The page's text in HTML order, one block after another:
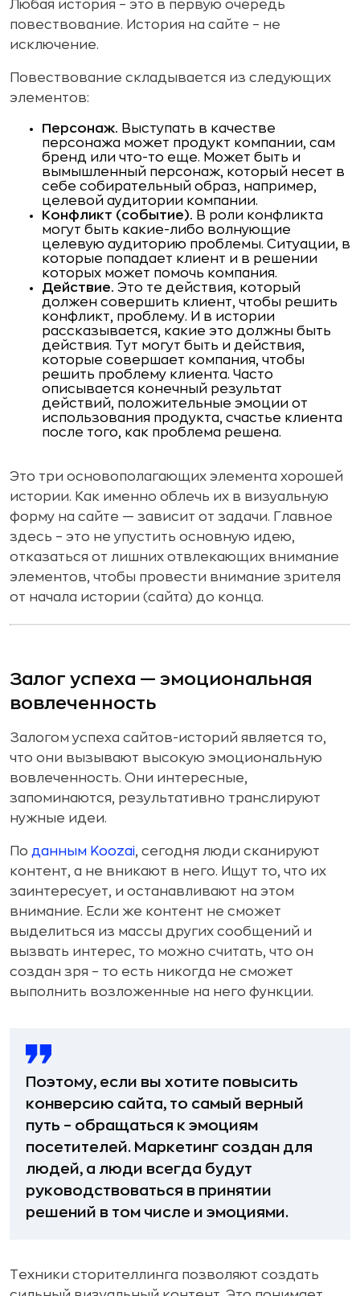
Любая история – это в первую очередь
повествование. История на сайте – не
исключение.
Повествование складывается из следующих
элементов:
Персонаж. Выступать в качестве
персонажа может продукт компании, сам
бренд или что-то еще. Может быть и
вымышленный персонаж, который несет в
себе собирательный образ, например,
целевой аудитории компании.
Конфликт (событие). В роли конфликта
могут быть какие-либо волнующие
целевую аудиторию проблемы. Ситуации, в
которые попадает клиент и в решении
которых может помочь компания.
Действие. Это те действия, который
должен совершить клиент, чтобы решить
конфликт, проблему. И в истории
рассказывается, какие это должны быть
действия. Тут могут быть и действия,
которые совершает компания, чтобы
решить проблему клиента. Часто
описывается конечный результат
действий, положительные эмоции от
использования продукта, счастье клиента
после того, как проблема решена.
Это три основополагающих элемента хорошей
истории. Как именно облечь их в визуальную
форму на сайте — зависит от задачи. Главное
здесь – это не упустить основную идею,
отказаться от лишних отвлекающих внимание
элементов, чтобы провести внимание зрителя
от начала истории (сайта) до конца.
Залог успеха — эмоциональная
вовлеченность
Залогом успеха сайтов-историй является то,
что они вызывают высокую эмоциональную
вовлеченность. Они интересные,
запоминаются, результативно транслируют
нужные идеи.
По данным Koozai, сегодня люди сканируют
контент, а не вникают в него. Ищут то, что их
заинтересует, и останавливают на этом
внимание. Если же контент не сможет
выделиться из массы других сообщений и
вызвать интерес, то можно считать, что он
создан зря – то есть никогда не сможет
выполнить возложенные на него функции.
Поэтому, если вы хотите повысить
конверсию сайта, то самый верный
путь – обращаться к эмоциям
посетителей. Маркетинг создан для
людей, а люди всегда будут
руководствоваться в принятии
решений в том числе и эмоциями.
Техники сторителлинга позволяют создать